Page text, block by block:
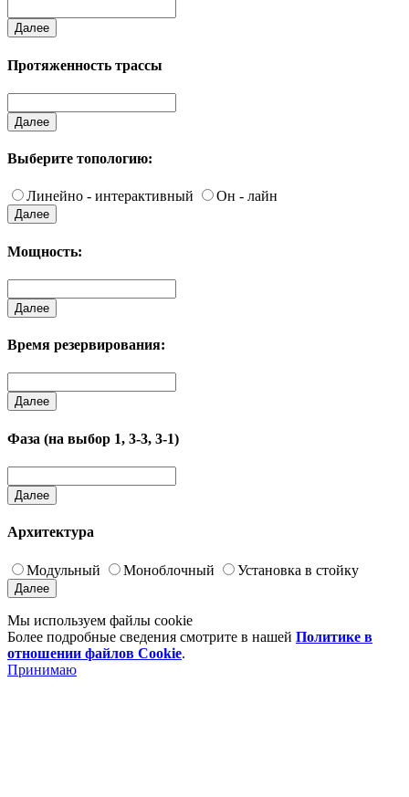
Далее
Протяженность трассы
Далее
Выберите топологию:
Линейно - интерактивный Он - лайн
Далее
Мощность:
Далее
Время резервирования:
Далее
Фаза (на выбор 1, 3-3, 3-1)
Далее
Архитектура
Модульный Моноблочный Установка в стойку
Далее
Мы используем файлы cookie
Более подробные сведения смотрите в нашей Политике в
отношении файлов Cookie.
Принимаю